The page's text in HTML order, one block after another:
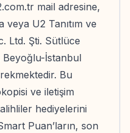
mail adresine,
veya U2 Tanıtım ve
Ltd. Şti. Sütlüce
İstanbul
Bu
ve iletişim
hediyelerini
Puan’ların, son